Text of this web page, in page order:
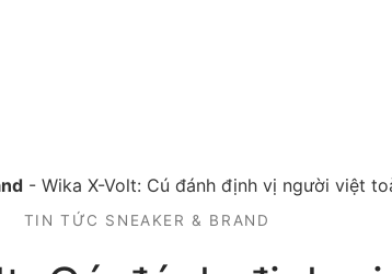
- Wika X-Volt: Cú đánh định vị người việt
TIN TỨC SNEAKER & BRAND